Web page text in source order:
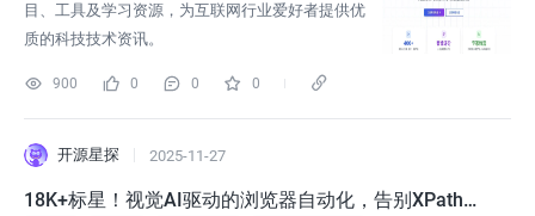
目、工具及学习资源，为互联网行业爱好者提供优
质的科技技术资讯。
900 0 0 0
开源星探 2025-11-27
18K+标星！视觉AI驱动的浏览器自动化，告别XPath，